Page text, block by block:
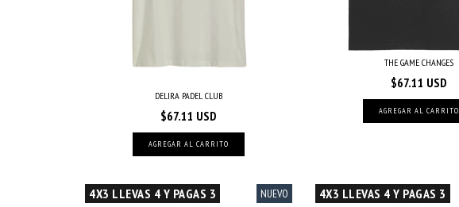
DELIRA PADEL CLUB
$67.11 USD
AGREGAR AL CARRITO
THE GAME CHANGES
$67.11 USD
AGREGAR AL CARRITO
4X3 LLEVAS 4 Y PAGAS 3 NUEVO 4X3 LLEVAS 4 Y PAGAS 3